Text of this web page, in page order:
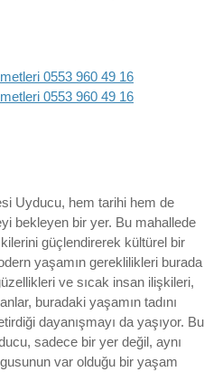
0553 960 49 16
0553 960 49 16
Uyducu, hem tarihi hem de
bekleyen bir yer. Bu mahallede
güçlendirerek kültürel bir
yaşamın gereklilikleri burada
ve sıcak insan ilişkileri,
buradaki yaşamın tadını
dayanışmayı da yaşıyor. Bu
sadece bir yer değil, aynı
var olduğu bir yaşam